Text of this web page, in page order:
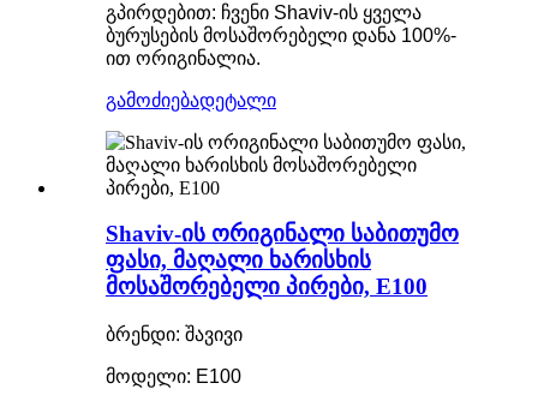
გპირდებით: ჩვენი Shaviv-ის ყველა
ბურუსების მოსაშორებელი დანა 100%-
ით ორიგინალია.
გამოძიებადეტალი
Shaviv-ის ორიგინალი საბითუმო
ფასი, მაღალი ხარისხის
მოსაშორებელი პირები, E100
ბრენდი: შავივი
მოდელი: E100